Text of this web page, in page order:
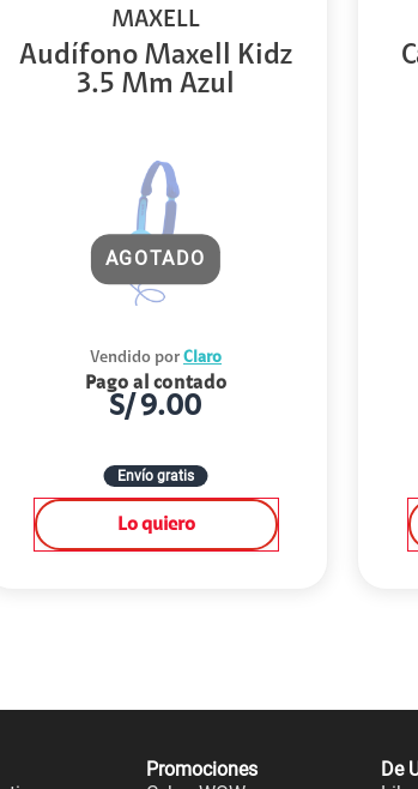
MAXELL
Audífono Maxell Kidz
3.5 Mm Azul
AGOTADO
Vendido por Claro
Pago al contado
S/ 9.00
Envío gratis
Lo quiero
Promociones
De